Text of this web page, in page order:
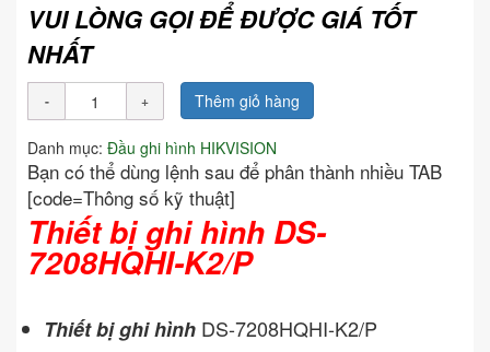
VUI LÒNG GỌI ĐỂ ĐƯỢC GIÁ TỐT
NHẤT
Thêm giỏ hàng
Danh mục: Đầu ghi hình HIKVISION
Bạn có thể dùng lệnh sau để phân thành nhiều TAB
[code=Thông số kỹ thuật]
Thiết bị ghi hình DS-
7208HQHI-K2/P
Thiết bị ghi hình DS-7208HQHI-K2/P